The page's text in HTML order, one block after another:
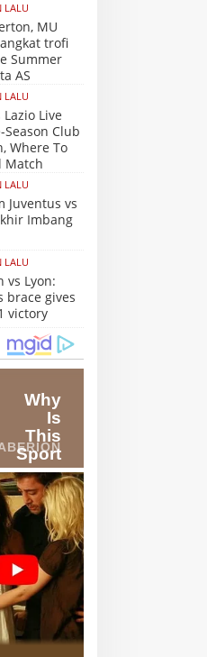
LALU
MU
trofi
Summer
AS
LALU
Lazio Live
Club
Where To
Match
LALU
Juventus vs
Imbang
LALU
vs Lyon:
brace gives
victory